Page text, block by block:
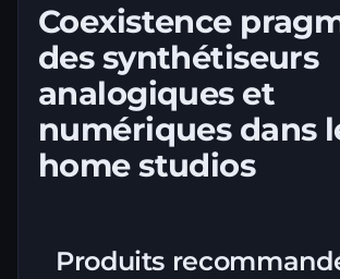
Coexistence
des synthétiseurs
analogiques et
numériques dans
home studios
Produits